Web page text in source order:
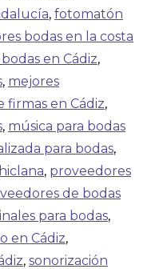
, fotomatón
bodas en la costa
en Cádiz,
, mejores
en Cádiz,
, música para bodas
para bodas,
, proveedores
de bodas
para bodas,
en Cádiz,
, sonorización